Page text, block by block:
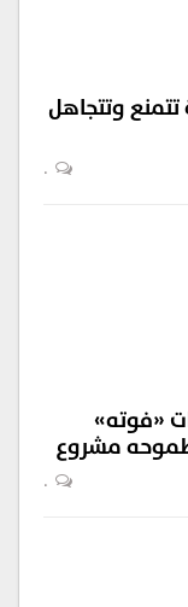
تتمنع وتتجاهل
0
«فوته»
مشروع
0